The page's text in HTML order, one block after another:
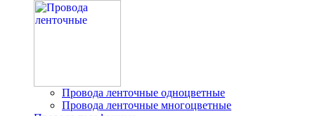
Провода ленточные одноцветные
Провода ленточные многоцветные